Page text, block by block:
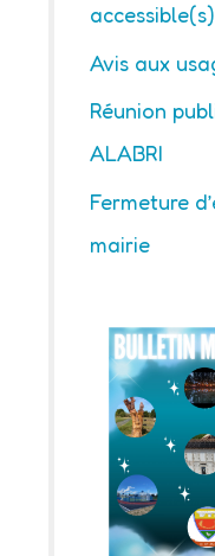
Avis aux
Réunion
ALABRI
Fermeture
mairie